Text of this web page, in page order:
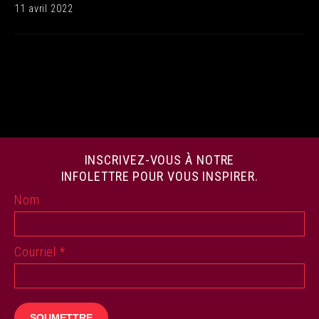
11 avril 2022
INSCRIVEZ-VOUS À NOTRE
INFOLETTRE POUR VOUS INSPIRER.
Nom
Courriel*